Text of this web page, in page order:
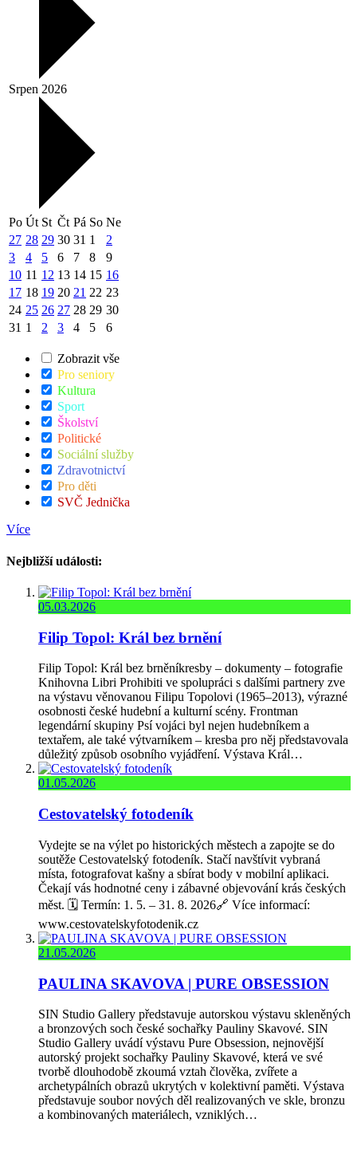
Srpen 2026
Po Út St Čt Pá So Ne
27 28 29 30 31 1
2
3
4 5 6 7 8
9
10 11 12 13 14 15 16
17 18 19 20 21 22 23
24 25 26 27 28 29 30
31 1 2 3 4 5 6
Zobrazit vše
Pro seniory
Kultura
Sport
Školství
Politické
Sociální služby
Zdravotnictví
Pro děti
SVČ Jednička
Více
Nejbližší události:
05.03.2026
Filip Topol: Král bez brnění
Filip Topol: Král bez brněníkresby – dokumenty – fotografie
Knihovna Libri Prohibiti ve spolupráci s dalšími partnery zve
na výstavu věnovanou Filipu Topolovi (1965–2013), výrazné
osobnosti české hudební a kulturní scény. Frontman
legendární skupiny Psí vojáci byl nejen hudebníkem a
textařem, ale také výtvarníkem – kresba pro něj představovala
důležitý způsob osobního vyjádření. Výstava Král…
01.05.2026
Cestovatelský fotodeník
Vydejte se na výlet po historických městech a zapojte se do
soutěže Cestovatelský fotodeník. Stačí navštívit vybraná
místa, fotografovat kašny a sbírat body v mobilní aplikaci.
Čekají vás hodnotné ceny i zábavné objevování krás českých
měst. 🗓️ Termín: 1. 5. – 31. 8. 2026🔗 Více informací:
www.cestovatelskyfotodenik.cz
21.05.2026
PAULINA SKAVOVA | PURE OBSESSION
SIN Studio Gallery představuje autorskou výstavu skleněných
a bronzových soch české sochařky Pauliny Skavové. SIN
Studio Gallery uvádí výstavu Pure Obsession, nejnovější
autorský projekt sochařky Pauliny Skavové, která ve své
tvorbě dlouhodobě zkoumá vztah člověka, zvířete a
archetypálních obrazů ukrytých v kolektivní paměti. Výstava
představuje soubor nových děl realizovaných ve skle, bronzu
a kombinovaných materiálech, vzniklých…